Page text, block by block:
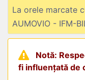
La orele marcate
AUMOVIO - IFM-
Notă:
fi influențată de